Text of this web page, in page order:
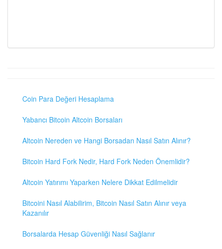
Coin Para Değeri Hesaplama
Yabancı Bitcoin Altcoin Borsaları
Altcoin Nereden ve Hangi Borsadan Nasıl Satın Alınır?
Bitcoin Hard Fork Nedir, Hard Fork Neden Önemlidir?
Altcoin Yatırımı Yaparken Nelere Dikkat Edilmelidir
Bitcoini Nasıl Alabilirim, Bitcoin Nasıl Satın Alınır veya
Kazanılır
Borsalarda Hesap Güvenliği Nasıl Sağlanır